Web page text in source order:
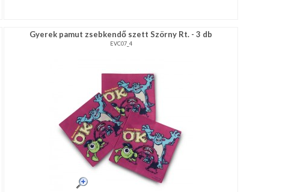
Gyerek pamut zsebkendő szett Szörny Rt. - 3 db
EVC07_4